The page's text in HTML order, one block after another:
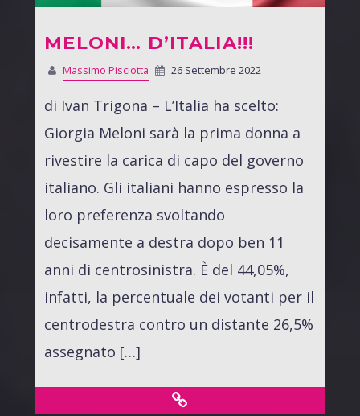
MELONI… D’ITALIA!!!
Massimo Pisciotta 26 Settembre 2022
di Ivan Trigona – L’Italia ha scelto:
Giorgia Meloni sarà la prima donna a
rivestire la carica di capo del governo
italiano. Gli italiani hanno espresso la
loro preferenza svoltando
decisamente a destra dopo ben 11
anni di centrosinistra. È del 44,05%,
infatti, la percentuale dei votanti per il
centrodestra contro un distante 26,5%
assegnato […]